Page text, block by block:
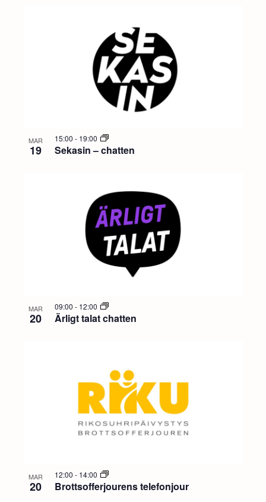
MAR
19 Sekasin – chatten
15:00 - 19:00
MAR
20 Ärligt talat chatten
09:00 - 12:00
MAR
20 Brottsofferjourens telefonjour
12:00 - 14:00